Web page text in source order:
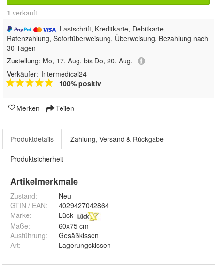
1 verkauft
, Lastschrift, Kreditkarte, Debitkarte,
Ratenzahlung, Sofortüberweisung, Überweisung, Bezahlung nach
30 Tagen
Zustellung: Mo, 17. Aug. bis Do, 20. Aug.
Verkäufer: Intermedical24
100% positiv
Merken Teilen
Produktdetails Zahlung, Versand & Rückgabe
Produktsicherheit
Artikelmerkmale
Zustand:
Neu
GTIN / EAN:
4029427042864
Marke:
Lück
Maße:
60x75 cm
Ausführung:
Gesäßkissen
Art: Lagerungskissen